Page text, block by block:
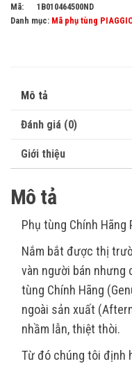
Mã:
1B010464500ND
Danh mục: Mã phụ tùng
Mô tả
Đánh giá (0)
Giới thiệu
Mô tả
Phụ tùng Chính Hãng
Nắm bắt được thị
vàn người bán nhưng
tùng Chính Hãng
ngoài sản xuất
nhầm lẫn, thiệt thòi.
Từ đó chúng tôi định